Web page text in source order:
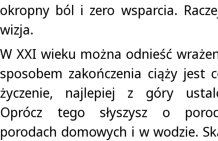
okropny ból i zero wsparcia.
wizja.
W XXI wieku można odnieść
sposobem zakończenia ciąży jest
życzenie, najlepiej z góry
Oprócz tego słyszysz o
porodach domowych i w wodzie.